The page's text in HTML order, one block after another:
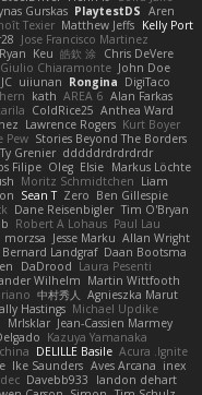
Gurskas PlaytestDS Aren
Texier Matthew Jeffs Kelly Port
Jose Francisco Martinez
Keu 皓欽 涂 Chris DeVere
Giulio Chiaramonte John Doe
JC uiiunan Rongina DigiTaco
kath AREA 6 Alan Farkas
ColdRice25 Anthea Ward
Lawrence Rogers Kurt Boyer
Pew Stories Beyond The Borders
Ty Grenier dddddrdrdrdrdr
Filipe Oleg Elsie Markus Löchte
Moritz Schmidtchen Liam
Sean T Zero Ben Gillespie
Dane Reisenbigler Tim O'Bryan
Robert A Lohaus Paul Lau
morzsa Jesse Marku Allan Wright
Bernard Landgraf Daan Bootsma
DaDrood Laura Pesenti
Wilhelm Martin Wittfooth
中村秀人
Agnieszka Marut
Hastings Michael Updike
MrIsklar Jean-Cassien Marmey
Kazuya Yamanaka
DELILLE Basile Acura .Ignite
Ike Saunders Aves Arcana inex
Davebb933
landon dehart